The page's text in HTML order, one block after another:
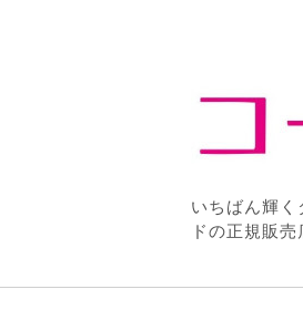
いちばん輝
ドの正規販売